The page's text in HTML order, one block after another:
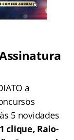
a
5 novidades
clique, Raio-